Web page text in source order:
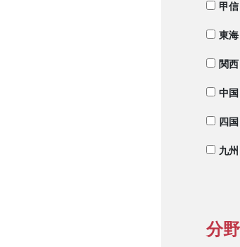
甲
東海
関西
中国
四国
九
分